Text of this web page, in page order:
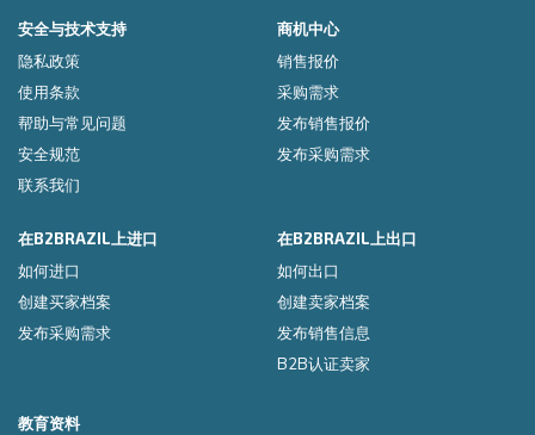
安全与技术支持
隐私政策
使用条款
帮助与常见问题
安全规范
联系我们
商机中心
销售报价
采购需求
发布销售报价
发布采购需求
在B2BRAZIL上进口
如何进口
创建买家档案
发布采购需求
在B2BRAZIL上出口
如何出口
创建卖家档案
发布销售信息
B2B认证卖家
教育资料